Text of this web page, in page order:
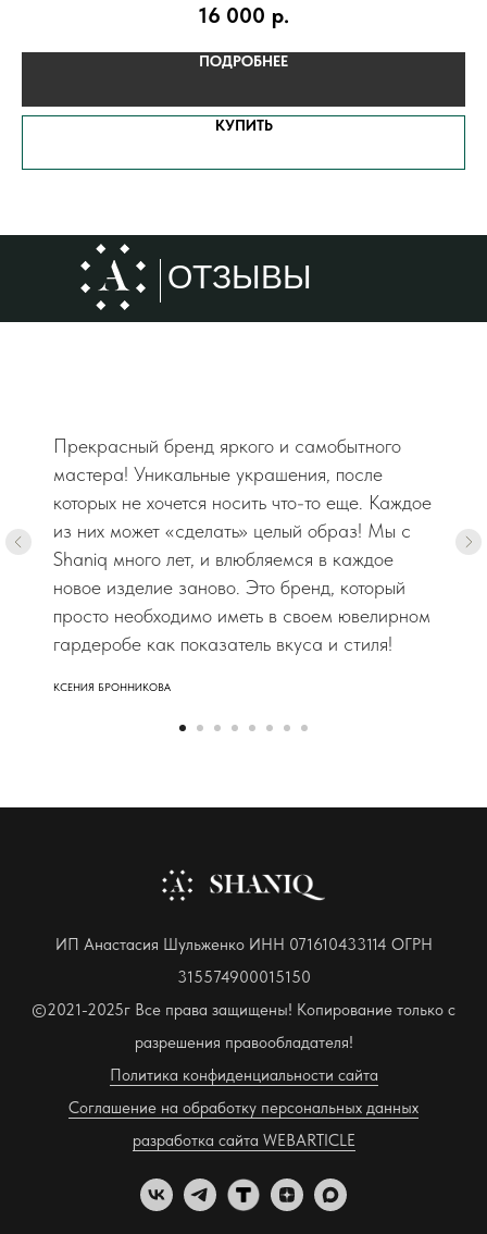
16 000 р.
ПОДРОБНЕЕ
КУПИТЬ
ОТЗЫВЫ
Прекрасный бренд яркого и самобытного
мастера! Уникальные украшения, после
которых не хочется носить что-то еще. Каждое
из них может «сделать» целый образ! Мы с
Shaniq много лет, и влюбляемся в каждое
новое изделие заново. Это бренд, который
просто необходимо иметь в своем ювелирном
гардеробе как показатель вкуса и стиля!
КСЕНИЯ БРОННИКОВА
ИП Анастасия Шульженко ИНН 071610433114 ОГРН
315574900015150
©2021-2025г Все права защищены! Копирование только с
разрешения правообладателя!
Политика конфиденциальности сайта
Соглашение на обработку персональных данных
разработка сайта WEBARTICLE